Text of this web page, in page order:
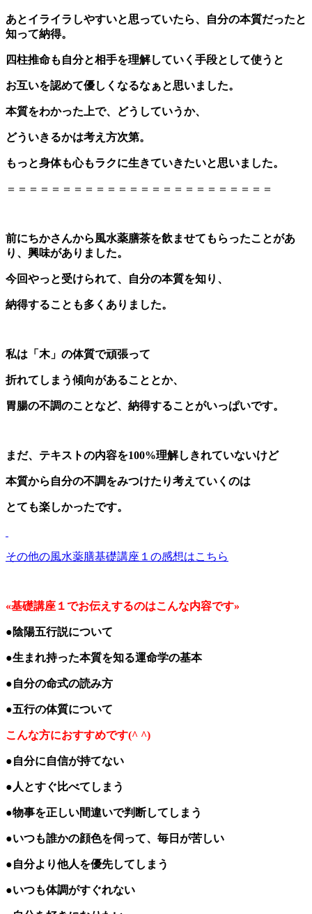
あとイライラしやすいと思っていたら、自分の本質だったと
知って納得。
四柱推命も自分と相手を理解していく手段として使うと
お互いを認めて優しくなるなぁと思いました。
本質をわかった上で、どうしていうか、
どういきるかは考え方次第。
もっと身体も心もラクに生きていきたいと思いました。
＝＝＝＝＝＝＝＝＝＝＝＝＝＝＝＝＝＝＝＝＝＝＝＝
前にちかさんから風水薬膳茶を飲ませてもらったことがあ
り、興味がありました。
今回やっと受けられて、自分の本質を知り、
納得することも多くありました。
私は「木」の体質で頑張って
折れてしまう傾向があることとか、
胃腸の不調のことなど、納得することがいっぱいです。
まだ、テキストの内容を100%理解しきれていないけど
本質から自分の不調をみつけたり考えていくのは
とても楽しかったです。
その他の風水薬膳基礎講座１の感想はこちら
«基礎講座１でお伝えするのはこんな内容です»
●陰陽五行説について
●生まれ持った本質を知る運命学の基本
●自分の命式の読み方
●五行の体質について
こんな方におすすめです(^ ^)
●自分に自信が持てない
●人とすぐ比べてしまう
●物事を正しい間違いで判断してしまう
●いつも誰かの顔色を伺って、毎日が苦しい
●自分より他人を優先してしまう
●いつも体調がすぐれない